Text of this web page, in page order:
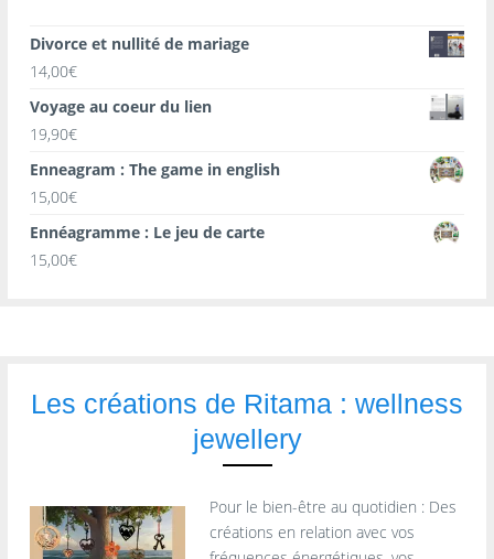
Divorce et nullité de mariage
14,00€
Voyage au coeur du lien
19,90€
Enneagram : The game in english
15,00€
Ennéagramme : Le jeu de carte
15,00€
Les créations de Ritama : wellness
jewellery
Pour le bien-être au quotidien : Des
créations en relation avec vos